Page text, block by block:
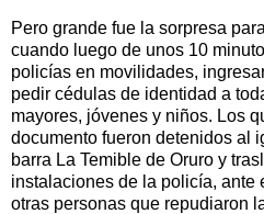
Pero grande fue la sorpresa
cuando luego de unos 10
policías en movilidades,
pedir cédulas de identidad a
mayores, jóvenes y niños. Los
documento fueron detenidos al
barra La Temible de Oruro y
instalaciones de la policía, ante
otras personas que repudiaron